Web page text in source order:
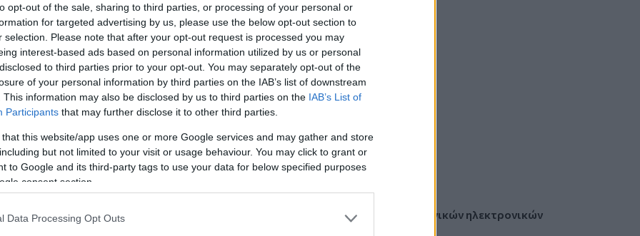
opt-out of the sale, sharing to third parties, or processing of your personal or
for targeted advertising by us, please use the below opt-out section to
selection. Please note that after your opt-out request is processed you may
interest-based ads based on personal information utilized by us or personal
to third parties prior to your opt-out. You may separately opt-out of the
of your personal information by third parties on the IAB’s list of downstream
This information may also be disclosed by us to third parties on the IAB’s List of
Participants that may further disclose it to other third parties.
that this website/app uses one or more Google services and may gather and store
but not limited to your visit or usage behaviour. You may click to grant or
to Google and its third-party tags to use your data for below specified purposes
consent section.
Data Processing Opt Outs
Οι τελευταίες εξελίξεις από τον χώρο της Νανοϊατρικής & των οργανικών ηλεκτρονικών